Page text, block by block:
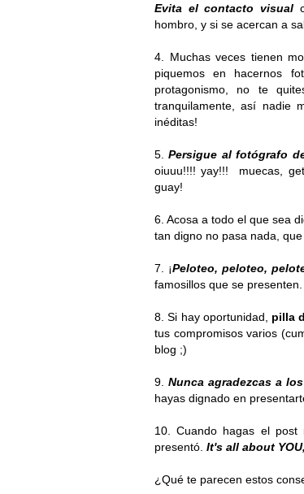
Evita el contacto visual
hombro, y si se acercan a
4. Muchas veces tienen
piquemos en hacernos
protagonismo, no te
tranquilamente, así nadie
inéditas!
5.Persigue al fotógrafo
oiuuu!!!! yay!!! muecas,
guay!
6. Acosa a todo el que sea
tan digno no pasa nada,
7. ¡Peloteo, peloteo,
famosillos que se
8. Si hay oportunidad, pilla
tus compromisos varios
blog ;)
9.Nunca agradezcas a
hayas dignado en
10. Cuando hagas el
presentó. It's all about
¿Qué te parecen estos